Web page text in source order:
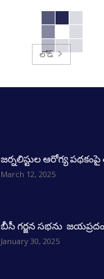
లోడ్
జర్నలిస్టుల ఆరోగ్య
March 12, 2025
బీసీ గర్జన సభను
January 30, 2025